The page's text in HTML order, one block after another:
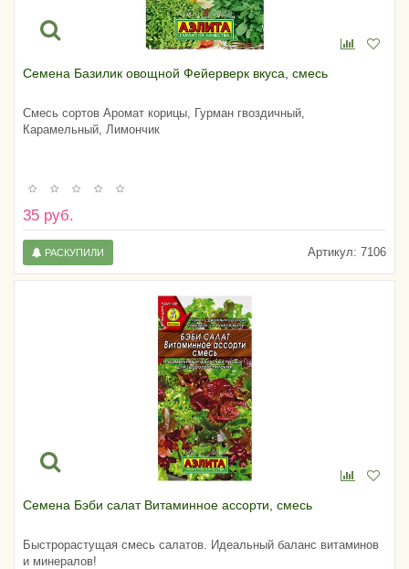
Семена Базилик овощной Фейерверк вкуса, смесь
Смесь сортов Аромат корицы, Гурман гвоздичный,
Карамельный, Лимончик
35 руб.
Артикул: 7106
РАСКУПИЛИ
Семена Бэби салат Витаминное ассорти, смесь
Быстрорастущая смесь салатов. Идеальный баланс витаминов
и минералов!